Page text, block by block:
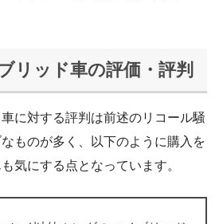
リッド車の評価・評判
に対する評判は前述のリコール騒
ものが多く、以下のように購入を
気にする点となっています。